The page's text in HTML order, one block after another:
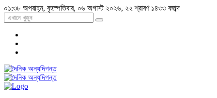
০১:৩৮ অপরাহ্ন, বৃহস্পতিবার, ০৬ অগাস্ট ২০২৬, ২২ শ্রাবণ ১৪৩৩ বঙ্গাব্দ